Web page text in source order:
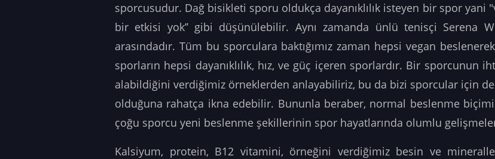
sporcusudur. Dağ bisikleti sporu oldukça dayanıklılık isteyen bir spor yani
bir etkisi yok’’ gibi düşünülebilir. Aynı zamanda ünlü tenisçi Serena
arasındadır. Tüm bu sporculara baktığımız zaman hepsi vegan
sporların hepsi dayanıklılık, hız, ve güç içeren sporlardır. Bir sporcunun
alabildiğini verdiğimiz örneklerden anlayabiliriz, bu da bizi sporcular için
olduğuna rahatça ikna edebilir. Bununla beraber, normal beslenme
çoğu sporcu yeni beslenme şekillerinin spor hayatlarında olumlu
Kalsiyum, protein, B12 vitamini, örneğini verdiğimiz besin ve